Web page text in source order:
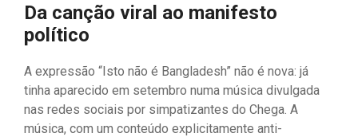
Da canção viral ao manifesto
político
A expressão “Isto não é Bangladesh” não é nova: já
tinha aparecido em setembro numa música divulgada
nas redes sociais por simpatizantes do Chega. A
música, com um conteúdo explicitamente anti-